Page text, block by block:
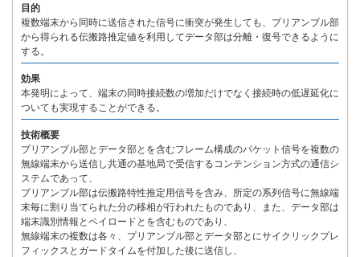
目的
複数端末から同時に送信された信号に衝突が発生しても、プリアンブル部
から得られる伝搬路推定値を利用してデータ部は分離・復号できるように
する。
効果
本発明によって、端末の同時接続数の増加だけでなく接続時の低遅延化に
ついても実現することができる。
技術概要
プリアンブル部とデータ部とを含むフレーム構成のパケット信号を複数の
無線端末から送信し共通の基地局で受信するコンテンション方式の通信シ
ステムであって、
プリアンブル部は伝搬路特性推定用信号を含み、所定の系列信号に無線端
末毎に割り当てられた分の移相が行われたものであり、また、データ部は
端末識別情報とペイロードとを含むものであり、
無線端末の複数は各々、プリアンブル部とデータ部とにサイクリックプレ
フィックスとガードタイムを付加した後に送信し、